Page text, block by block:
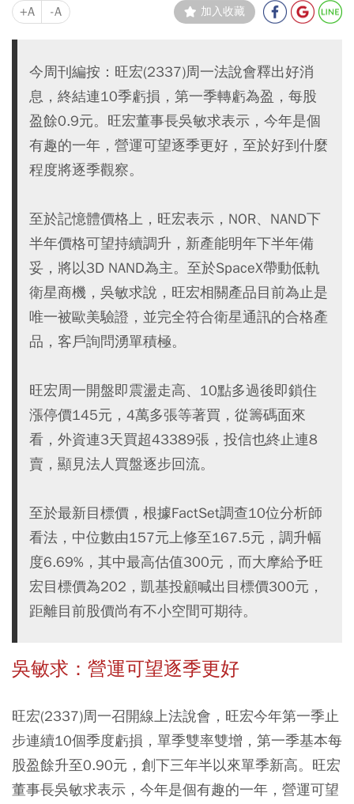
+A -A 加入收藏
今周刊編按：旺宏(2337)周一法說會釋出好消
息，終結連10季虧損，第一季轉虧為盈，每股
盈餘0.9元。旺宏董事長吳敏求表示，今年是個
有趣的一年，營運可望逐季更好，至於好到什麼
程度將逐季觀察。
至於記憶體價格上，旺宏表示，NOR、NAND下
半年價格可望持續調升，新產能明年下半年備
妥，將以3D NAND為主。至於SpaceX帶動低軌
衛星商機，吳敏求說，旺宏相關產品目前為止是
唯一被歐美驗證，並完全符合衛星通訊的合格產
品，客戶詢問湧單積極。
旺宏周一開盤即震盪走高、10點多過後即鎖住
漲停價145元，4萬多張等著買，從籌碼面來
看，外資連3天買超43389張，投信也終止連8
賣，顯見法人買盤逐步回流。
至於最新目標價，根據FactSet調查10位分析師
看法，中位數由157元上修至167.5元，調升幅
度6.69%，其中最高估值300元，而大摩給予旺
宏目標價為202，凱基投顧喊出目標價300元，
距離目前股價尚有不小空間可期待。
吳敏求：營運可望逐季更好
旺宏(2337)周一召開線上法說會，旺宏今年第一季止
步連續10個季度虧損，單季雙率雙增，第一季基本每
股盈餘升至0.90元，創下三年半以來單季新高。旺宏
董事長吳敏求表示，今年是個有趣的一年，營運可望